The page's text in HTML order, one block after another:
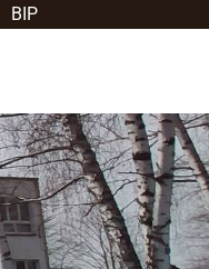
BIP